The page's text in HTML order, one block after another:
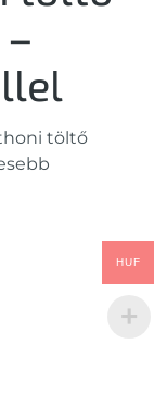
töltő
HUF